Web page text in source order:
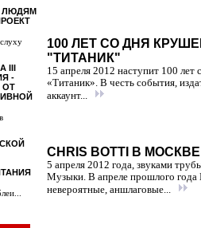
ЛЮДЯМ
III
-
ОТ
100 ЛЕТ СО ДНЯ
"ТИТАНИК"
15 апреля 2012 наступит 100 лет
«Титаник». В честь события,
аккаунт...
CHRIS BOTTI В МОСКВЕ
5 апреля 2012 года, звуками
Музыки. В апреле прошлого
невероятные, аншлаговые...